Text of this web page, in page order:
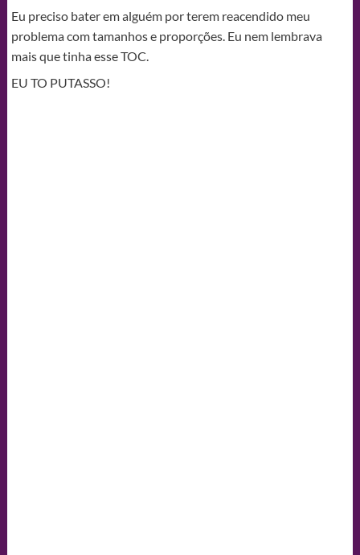
Eu preciso bater em alguém por terem reacendido meu
problema com tamanhos e proporções. Eu nem lembrava
mais que tinha esse TOC.
EU TO PUTASSO!